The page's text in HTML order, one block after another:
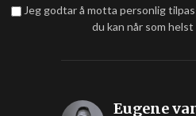
Jeg godtar å motta personlig
du kan når som helst
Eugene